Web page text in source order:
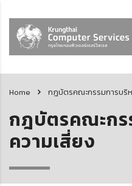
Home กฎบัตรคณะกรรมการบริ
กฎบัตรคณะกร
ความเสี่ยง